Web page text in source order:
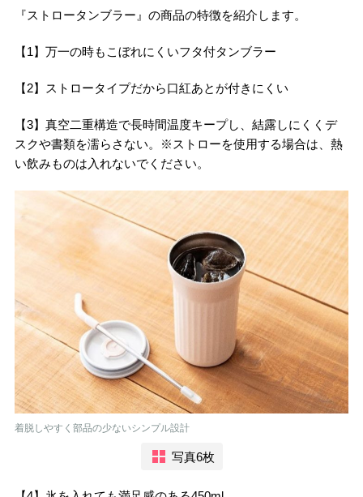
『ストロータンブラー』の商品の特徴を紹介します。
【1】万一の時もこぼれにくいフタ付タンブラー
【2】ストロータイプだから口紅あとが付きにくい
【3】真空二重構造で長時間温度キープし、結露しにくくデ
スクや書類を濡らさない。※ストローを使用する場合は、熱
い飲みものは入れないでください。
着脱しやすく部品の少ないシンプル設計
写真6枚